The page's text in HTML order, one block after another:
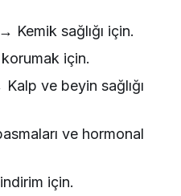
Kemik sağlığı için.
için.
ve beyin sağlığı
ve hormonal
için.